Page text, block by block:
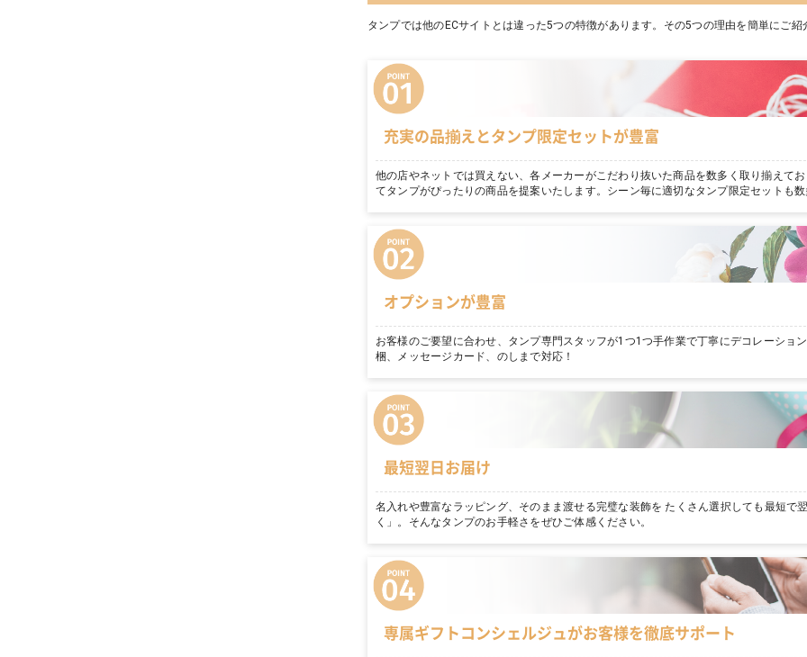
タンプでは他のECサイトとは違った5つの特徴があります。その5つの理由を簡単にご紹
充実の品揃えとタンプ限定セットが豊富
他の店やネットでは買えない、各メーカーがこだわり抜いた商品を数多く取り揃えて
てタンプがぴったりの商品を提案いたします。シーン毎に適切なタンプ限定セットも
オプションが豊富
お客様のご要望に合わせ、タンプ専門スタッフが1つ1つ手作業で丁寧にデコレーショ
梱、メッセージカード、のしまで対応！
最短翌日お届け
名入れや豊富なラッピング、そのまま渡せる完璧な装飾を たくさん選択しても最短で
く」。そんなタンプのお手軽さをぜひご体感ください。
専属ギフトコンシェルジュがお客様を徹底サポート